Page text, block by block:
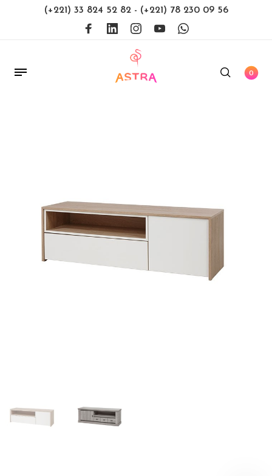
(+221) 33 824 52 82 - (+221) 78 230 09 56
0